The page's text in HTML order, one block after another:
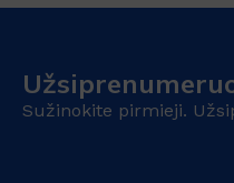
Sužinokite pirmieji.